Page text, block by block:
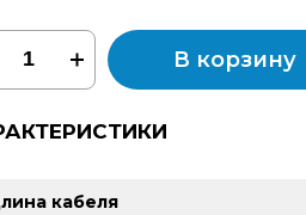
В корзину
кабеля